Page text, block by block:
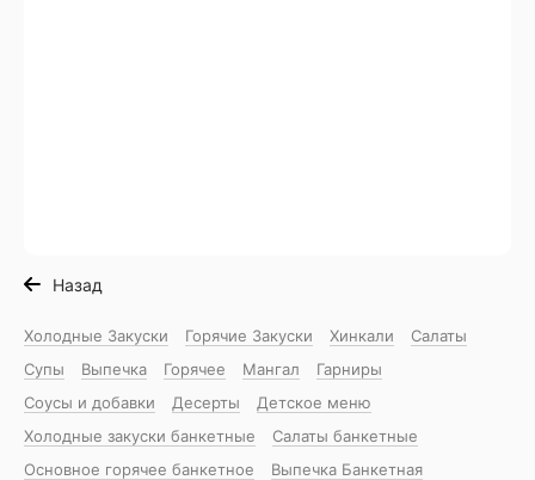
Назад
Холодные Закуски Горячие Закуски Хинкали
Салаты
Супы
Выпечка Горячее Мангал
Гарниры
Соусы и добавки
Десерты
Детское меню
Холодные закуски банкетные
Салаты банкетные
Основное горячее банкетное
Выпечка Банкетная